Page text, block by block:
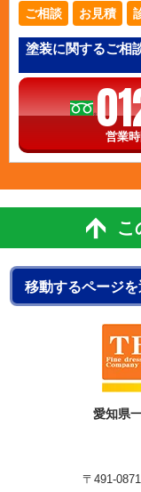
ご相談 お見積
塗装に関するご相
営業
こ
愛知県
〒491-